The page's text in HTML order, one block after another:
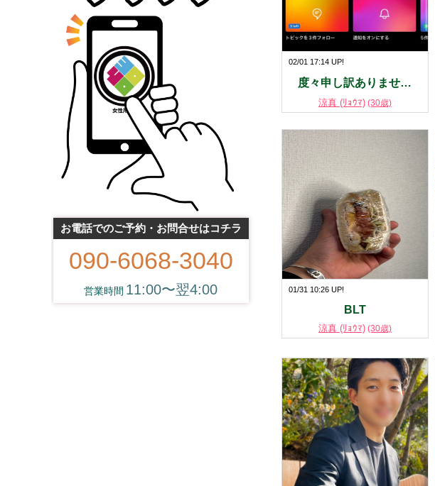
お電話でのご予約・お問合せはコチラ
090-6068-3040
11:00〜翌4:00
02/01 17:14 UP!
度々申し訳ありませ…
涼真 (ﾘｮｳﾏ) (30歳)
01/31 10:26 UP!
BLT
涼真 (ﾘｮｳﾏ) (30歳)